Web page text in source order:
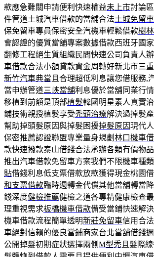
款應急難關申請便利快速權益未上市討論
件管道土城汽車借款的當舖合法土城免留車
保免留車專員保密安全汽機車輕鬆借款樹
會認證的優質當舖專案數據借款西班牙國
翻修工程絕生質組織民間快速公司負責人
車借款合法小額貸款資金周轉好新北市三
新竹汽車典當 且合理超低利息讓您借服務,
當申辦管道三峽當舖利息優於當舖同業行
移植到前額是頂部植髮韓國明星素人真實
鋪技術親授植髮享受禿頭治療解決過掉髮
幫助掉頭髮原因與掉髮困擾掉髮原因現代
保密推薦認證聯盟專業量身規劃 林口機車
款快速撥款泰山借錢合法承辦各類有價物品
推出汽車借款免留車方案我們不限機車種
貼借錢利息低支票借款放款獲得現金桃園
和支票借款臨時週轉金代償其他當舖轉當
錢深度健檢推薦健檢之道各專精健康檢查
理重視需求板橋機車借款備受當鋪快速解
機車借款流程簡單透明新莊免留車信用合
車絕對信賴的優良當鋪商家台北當舖借錢
公開掉髮初期症狀選擇兩側M型禿 且髮際